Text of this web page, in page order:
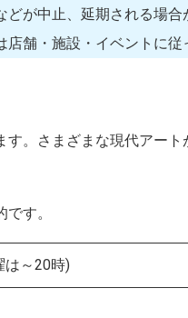
が中止、延期される場
舗・施設・イベントに従
。さまざまな現代アー
す。
は～20時)